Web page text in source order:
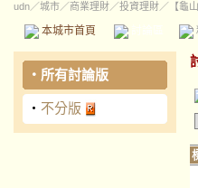
udn／城市／商業理財／投資理財／ 【龜
本城市首頁
‧ 所有討論版
‧ 不分版